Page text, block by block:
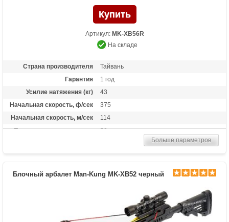
Артикул: MK-XB56R
На складе
Страна производителя
Тайвань
Гарантия
1 год
Усилие натяжения (кг)
43
Начальная скорость, ф/сек
375
Начальная скорость, м/сек
114
Прицельная дальность, м
50
14 дюймов (35,6 см)
Размах плечей (см)
46
воск, кивер на 4 стрелы, оптический
прицел 4*32, ремень, 4 алюминиевые
стрелы 20 дюймов, ручной натяжитель
Больше параметров
Блочный арбалет Man-Kung MK-XB52 черный